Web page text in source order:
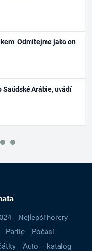
Odmítejme jako on
Arábie, uvádí
Nejlepší horory
Partie
Počasí
Auto – katalog